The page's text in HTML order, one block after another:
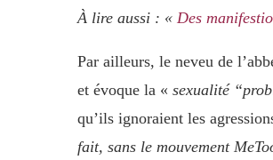
À lire aussi : « Des
Par ailleurs, le neveu de
et évoque la « sexualité
qu’ils ignoraient les
fait, sans le mouvement